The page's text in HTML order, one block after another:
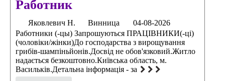
Работник
Яковлевич Н. Винница
04-08-2026
Работники (-цы) Запрошуються ПРАЦІВНИКИ(-ці)
(чоловіки/жінки)До господарства з вирощування
грибів-шампіньйонів.Досвід не обов'язковий.Житло
надається безкоштовно.Київська область, м.
Васильків.Детальна інформація - за